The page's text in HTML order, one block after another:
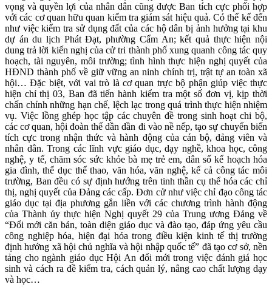
vọng và quyền lợi của nhân dân cũng được Ban tích cực phối hợp
với các cơ quan hữu quan kiểm tra giám sát hiệu quả. Có thể kể đến
như việc kiểm tra sử dụng đất của các hộ dân bị ảnh hưởng tại khu
dự án du lịch Phát Đạt, phường Cẩm An; kết quả thực hiện nội
dung trả lời kiến nghị của cử tri thành phố xung quanh công tác quy
hoạch, tài nguyên, môi trường; tình hình thực hiện nghị quyết của
HĐND thành phố về giữ vững an ninh chính trị, trật tự an toàn xã
hội… Đặc biệt, với vai trò là cơ quan trực bộ phận giúp việc thực
hiện chỉ thị 03, Ban đã tiến hành kiểm tra một số đơn vị, kịp thời
chấn chỉnh những hạn chế, lệch lạc trong quá trình thực hiện nhiệm
vụ. Việc lồng ghép học tập các chuyên đề trong sinh hoạt chi bộ,
các cơ quan, hội đoàn thể dần dần đi vào nề nếp, tạo sự chuyển biến
tích cực trong nhận thức và hành động của cán bộ, đảng viên và
nhân dân. Trong các lĩnh vực giáo dục, dạy nghề, khoa học, công
nghệ, y tế, chăm sóc sức khỏe bà mẹ trẻ em, dân số kế hoạch hóa
gia đình, thể dục thể thao, văn hóa, văn nghệ, kể cả công tác môi
trường, Ban đều có sự định hướng trên tinh thần cụ thể hóa các chỉ
thị, nghị quyết của Đảng các cấp. Đơn cử như việc chỉ đạo công tác
giáo dục tại địa phương gắn liền với các chương trình hành động
của Thành ủy thực hiện Nghị quyết 29 của Trung ương Đảng về
“Đổi mới căn bản, toàn diện giáo dục và đào tạo, đáp ứng yêu cầu
công nghiệp hóa, hiện đại hóa trong điều kiện kinh tế thị trường
định hướng xã hội chủ nghĩa và hội nhập quốc tế” đã tạo cơ sở, nền
tảng cho ngành giáo dục Hội An đổi mới trong việc đánh giá học
sinh và cách ra đề kiểm tra, cách quản lý, nâng cao chất lượng dạy
và học…